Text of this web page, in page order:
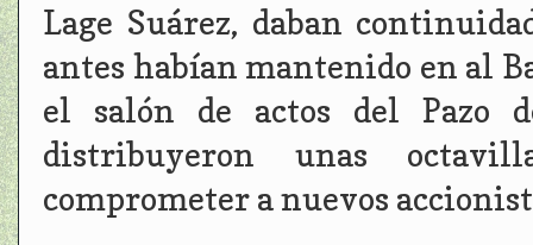
Lage Suárez, daban
antes habían mantenido en al
el salón de actos del Pazo
distribuyeron unas
comprometer a nuevos